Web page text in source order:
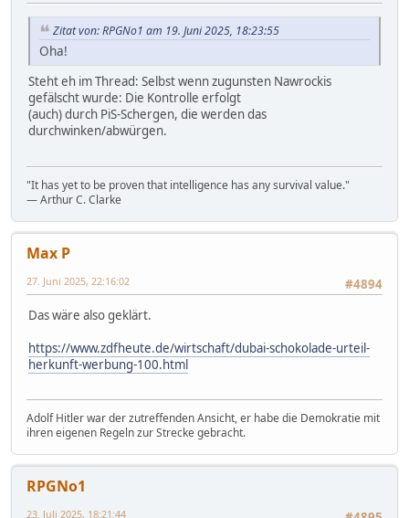
Zitat von: RPGNo1 am 19. Juni 2025, 18:23:55
Oha!
Steht eh im Thread: Selbst wenn zugunsten Nawrockis
gefälscht wurde: Die Kontrolle erfolgt
(auch) durch PiS-Schergen, die werden das
durchwinken/abwürgen.
"It has yet to be proven that intelligence has any survival value."
― Arthur C. Clarke
Max P
#4894
27. Juni 2025, 22:16:02
Das wäre also geklärt.
https://www.zdfheute.de/wirtschaft/dubai-schokolade-urteil-
herkunft-werbung-100.html
Adolf Hitler war der zutreffenden Ansicht, er habe die Demokratie mit
ihren eigenen Regeln zur Strecke gebracht.
RPGNo1
23. Juli 2025, 18:21:44